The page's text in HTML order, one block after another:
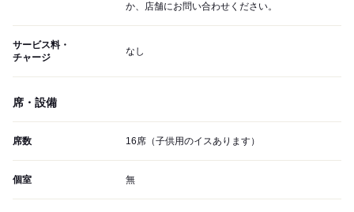
か、店舗にお問い合わせください。
サービス料・
チャージ
なし
席・設備
席数 16席（子供用のイスあります）
個室 無